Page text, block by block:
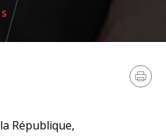
République,